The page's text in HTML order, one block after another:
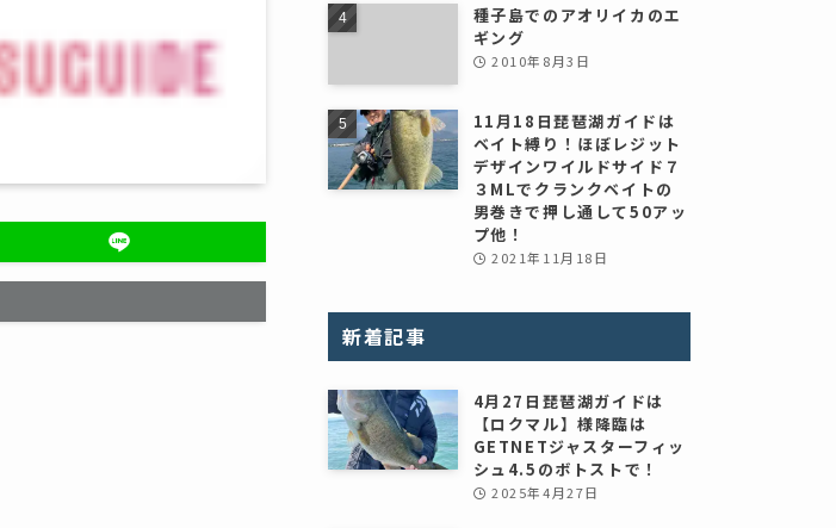
種子島でのアオリイカのエ
ギング
2010年8月3日
11月18日琵琶湖ガイドは
ベイト縛り！ほぼレジット
デザインワイルドサイド７
３MLでクランクベイトの
男巻きで押し通して50アッ
プ他！
2021年11月18日
新着記事
4月27日琵琶湖ガイドは
【ロクマル】様降臨は
GETNETジャスターフィッ
シュ4.5のボトストで！
2025年4月27日